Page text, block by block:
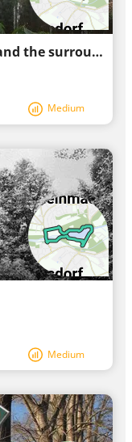
Little traffic in Kleinmachnow and the surrounding area
Medium
Medium